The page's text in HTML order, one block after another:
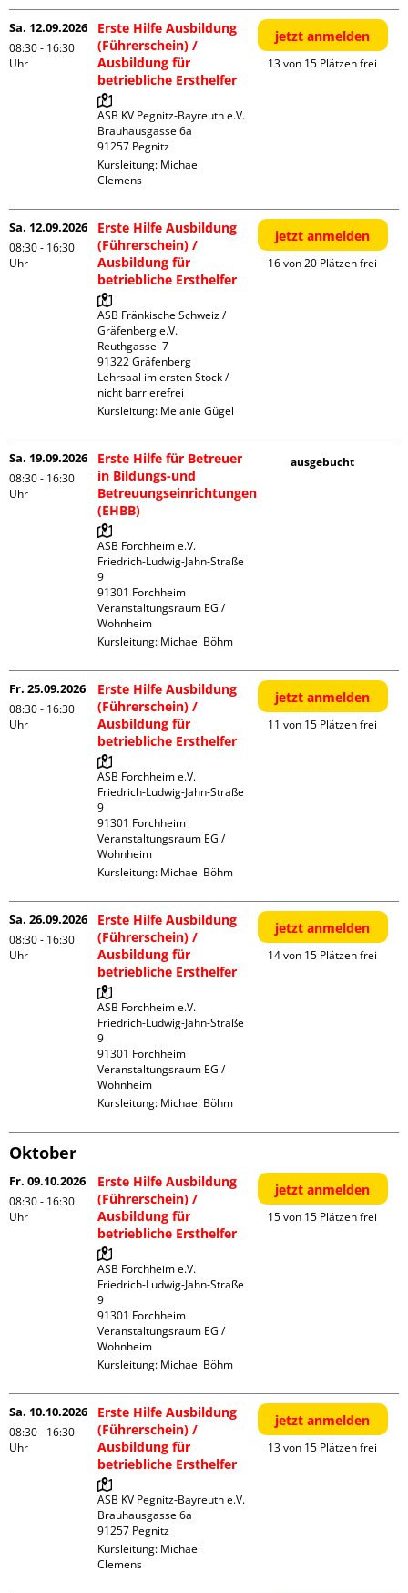
Sa. 12.09.2026
08:30 - 16:30
Uhr
Erste Hilfe Ausbildung
(Führerschein) /
Ausbildung für
betriebliche Ersthelfer
ASB KV Pegnitz-Bayreuth e.V.
Brauhausgasse 6a
Kursleitung: Michael
Clemens
jetzt anmelden
13 von 15 Plätzen frei
Sa. 12.09.2026
08:30 - 16:30
Uhr
Erste Hilfe Ausbildung
(Führerschein) /
Ausbildung für
betriebliche Ersthelfer
ASB Fränkische Schweiz /
Gräfenberg e.V.
Reuthgasse  7
91322 Gräfenberg
Lehrsaal im ersten Stock /
nicht barrierefrei
Kursleitung: Melanie Gügel
jetzt anmelden
16 von 20 Plätzen frei
Sa. 19.09.2026
08:30 - 16:30
Uhr
Erste Hilfe für Betreuer
in Bildungs-und
Betreuungseinrichtungen
(EHBB)
ASB Forchheim e.V.
Friedrich-Ludwig-Jahn-Straße
9
91301 Forchheim
Veranstaltungsraum EG /
Wohnheim
Kursleitung: Michael Böhm
ausgebucht
Fr. 25.09.2026
08:30 - 16:30
Uhr
Erste Hilfe Ausbildung
(Führerschein) /
Ausbildung für
betriebliche Ersthelfer
ASB Forchheim e.V.
Friedrich-Ludwig-Jahn-Straße
9
91301 Forchheim
Veranstaltungsraum EG /
Wohnheim
Kursleitung: Michael Böhm
jetzt anmelden
11 von 15 Plätzen frei
Sa. 26.09.2026
08:30 - 16:30
Uhr
Erste Hilfe Ausbildung
(Führerschein) /
Ausbildung für
betriebliche Ersthelfer
ASB Forchheim e.V.
Friedrich-Ludwig-Jahn-Straße
9
91301 Forchheim
Veranstaltungsraum EG /
Wohnheim
Kursleitung: Michael Böhm
jetzt anmelden
14 von 15 Plätzen frei
Oktober
Fr. 09.10.2026
08:30 - 16:30
Uhr
Erste Hilfe Ausbildung
(Führerschein) /
Ausbildung für
betriebliche Ersthelfer
ASB Forchheim e.V.
Friedrich-Ludwig-Jahn-Straße
9
91301 Forchheim
Veranstaltungsraum EG /
Wohnheim
Kursleitung: Michael Böhm
jetzt anmelden
15 von 15 Plätzen frei
Sa. 10.10.2026
08:30 - 16:30
Uhr
Erste Hilfe Ausbildung
(Führerschein) /
Ausbildung für
betriebliche Ersthelfer
ASB KV Pegnitz-Bayreuth e.V.
Brauhausgasse 6a
Kursleitung: Michael
Clemens
jetzt anmelden
13 von 15 Plätzen frei